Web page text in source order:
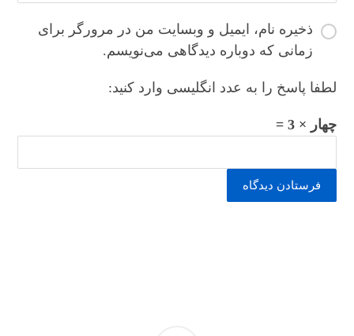
ذخیره نام، ایمیل و وبسایت من در مرورگر برای
زمانی که دوباره دیدگاهی می‌نویسم.
لطفا پاسخ را به عدد انگلیسی وارد کنید:
چهار × 3 =
فرستادن دیدگاه